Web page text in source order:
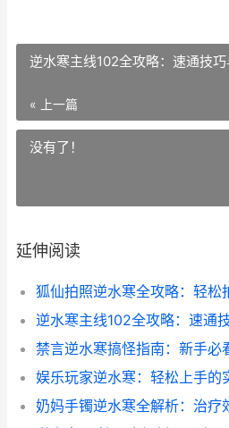
逆水寒主线102全攻略：速通技
« 上一篇
没有了！
延伸阅读
禁言逆水寒搞怪指南：新手必
娱乐玩家逆水寒：轻松上手的